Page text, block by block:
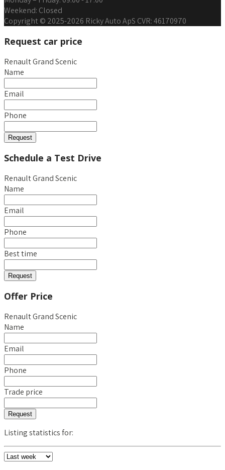
Weekend: Closed
Copyright © 2025-2026 Ricky Auto ApS CVR: 46170970
Request car price
Renault Grand Scenic
Name
Email
Phone
Request
Schedule a Test Drive
Renault Grand Scenic
Name
Email
Phone
Best time
Request
Offer Price
Renault Grand Scenic
Name
Email
Phone
Trade price
Request
Listing statistics for: